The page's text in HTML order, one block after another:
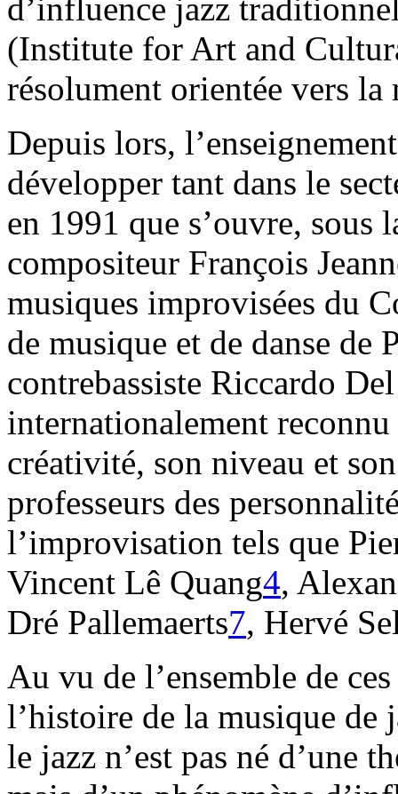
d’influence jazz
(Institute for Art and
résolument orientée vers la
Depuis lors,
développer tant dans le
en 1991 que s’ouvre,
compositeur François
musiques improvisées du
de musique et de danse
contrebassiste Riccardo
internationalement
créativité, son niveau et
professeurs des
l’improvisation tels que
Vincent Lê Quang4,
Dré Pallemaerts7, Hervé
Au vu de l’ensemble de
l’histoire de la musique de
le jazz n’est pas né d’une